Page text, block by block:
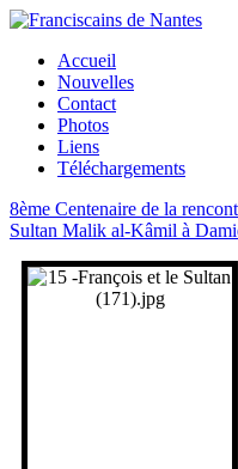
Accueil
Nouvelles
Contact
Photos
Liens
Téléchargements
8ème Centenaire de la
Sultan Malik al-Kâmil à